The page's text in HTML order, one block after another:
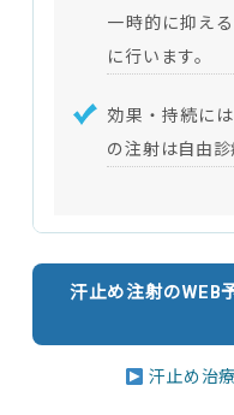
一時的に抑え
に行います。
効果・持続には
の注射は自由診
汗止め注射のWEB
汗止め治